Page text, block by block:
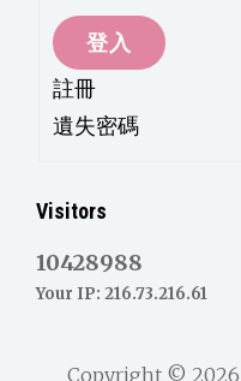
登入
註冊
遺失密碼
Visitors
10428988
Your IP: 216.73.216.61
Copyright © 2026